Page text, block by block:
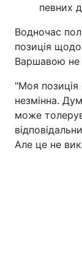
певних
Водночас
позиція
Варшавою не
"Моя
незмінна.
може
Але це не